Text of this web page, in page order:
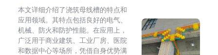
本文详细介绍了浇筑母线槽的特点和
应用领域。其特点包括良好的电气、
机械、防火和防护性能。在应用上，
广泛用于商业建筑、工业厂房、医院
和数据中心等场所，凭借自身优势满